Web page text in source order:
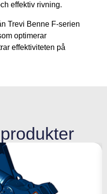
effektiv rivning.
Trevi Benne F-serien
optimerar
effektiviteten på